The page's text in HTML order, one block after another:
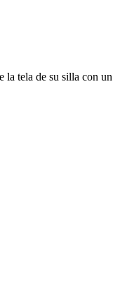
la tela de su silla con un